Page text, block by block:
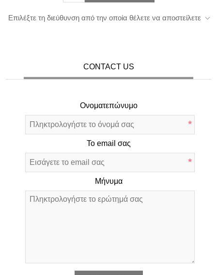
Επιλέξτε τη διεύθυνση από την οποία θέλετε να αποστείλετε
CONTACT US
Ονοματεπώνυμο
*
Το email σας
*
Μήνυμα